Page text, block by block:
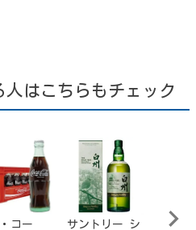
人はこちらもチェック
コー サントリー シ 【訳